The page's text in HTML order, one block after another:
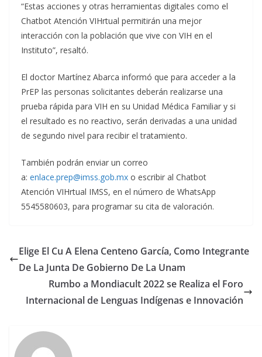
“Estas acciones y otras herramientas digitales como el
Chatbot Atención VIHrtual permitirán una mejor
interacción con la población que vive con VIH en el
Instituto”, resaltó.
El doctor Martínez Abarca informó que para acceder a la
PrEP las personas solicitantes deberán realizarse una
prueba rápida para VIH en su Unidad Médica Familiar y si
el resultado es no reactivo, serán derivadas a una unidad
de segundo nivel para recibir el tratamiento.
También podrán enviar un correo
a: enlace.prep@imss.gob.mx o escribir al Chatbot
Atención VIHrtual IMSS, en el número de WhatsApp
5545580603, para programar su cita de valoración.
Elige El Cu A Elena Centeno García, Como Integrante
De La Junta De Gobierno De La Unam
Rumbo a Mondiacult 2022 se Realiza el Foro
Internacional de Lenguas Indígenas e Innovación